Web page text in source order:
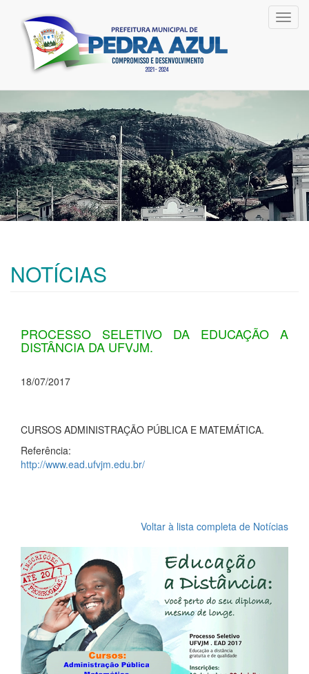
NOTÍCIAS
PROCESSO SELETIVO DA EDUCAÇÃO A
DISTÂNCIA DA UFVJM.
18/07/2017
CURSOS ADMINISTRAÇÃO PÚBLICA E MATEMÁTICA.
Referência:
http://www.ead.ufvjm.edu.br/
Voltar à lista completa de Notícias